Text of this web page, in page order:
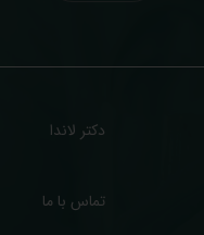
دکتر لاندا
تماس با ما